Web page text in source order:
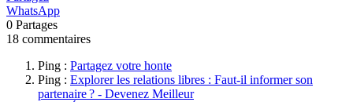
WhatsApp
0 Partages
18 commentaires
Ping : Partagez votre honte
Ping : Explorer les relations libres : Faut-il informer son
partenaire ? - Devenez Meilleur